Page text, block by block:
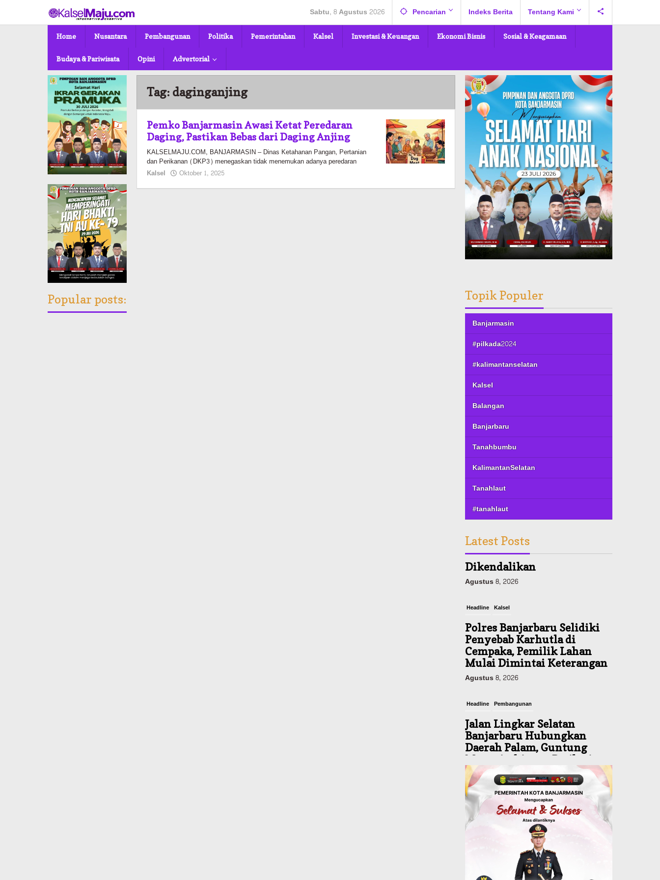
konten
Sabtu, 8 Agustus 2026 Pencarian Indeks Berita Tentang Kami
Home Nusantara Pembangunan Politika Pemerintahan Kalsel Investasi & Keuangan Ekonomi Bisnis Sosial & Keagamaan
Budaya & Pariwisata Opini Advertorial
Popular posts:
Tag: daginganjing
Pemko Banjarmasin Awasi Ketat Peredaran
Daging, Pastikan Bebas dari Daging Anjing
KALSELMAJU.COM, BANJARMASIN – Dinas Ketahanan Pangan, Pertanian
dan Perikanan (DKP3) menegaskan tidak menemukan adanya peredaran
Kalsel
Oktober 1, 2025
Topik Populer
Banjarmasin
#pilkada2024
#kalimantanselatan
Kalsel
Balangan
Banjarbaru
Tanahbumbu
KalimantanSelatan
Tanahlaut
#tanahlaut
Latest Posts
Headline Kalsel
Penyebab Karhutla di
Mulai Dimintai Keterangan
Agustus 8, 2026
Headline Pembangunan
Banjarbaru Hubungkan
Manggis, hingga Batibati,
Target Urai Kemacetan dan
Buka Kawasan Baru
Agustus 8, 2026
Headline
Panaskan Kembali Arena
Panjat Tebing, FPTI
Banjarmasin Siapkan
Sirkuit se-Kalsel
Agustus 8, 2026